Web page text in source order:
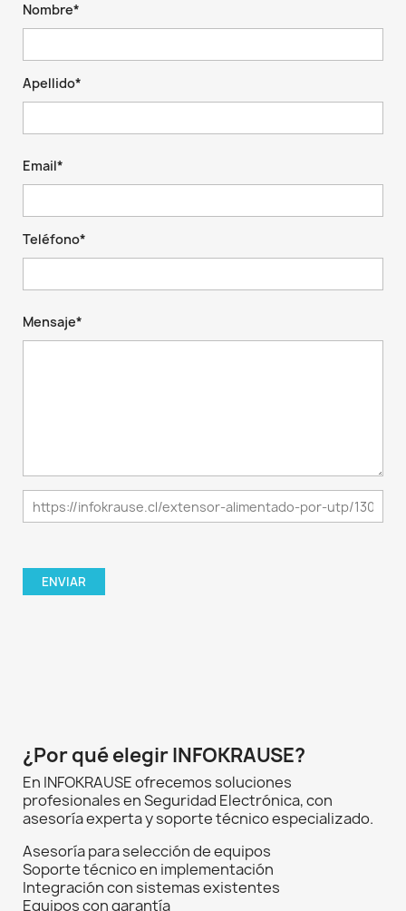
Nombre*
Apellido*
Email*
Teléfono*
Mensaje*
¿Por qué elegir INFOKRAUSE?
En INFOKRAUSE ofrecemos soluciones
profesionales en Seguridad Electrónica, con
asesoría experta y soporte técnico especializado.
Asesoría para selección de equipos
Soporte técnico en implementación
Integración con sistemas existentes
Equipos con garantía